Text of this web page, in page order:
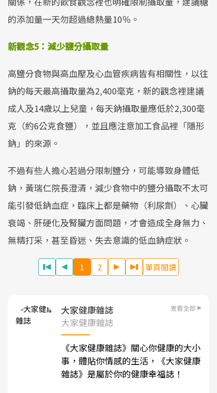
的添加量一天勿超過總熱量10％。
新觀念5 ： 減少鹽分攝取量
高鹽分食物與高血壓及心血管疾病皆有相關性，以往
鈉的每天最高攝取量為2,400毫克，新的觀念裡建議
成人及14歲以上兒童，每天鈉攝取量應低於2,300毫
克（約6公克食鹽），並且應注意加工食品裡「隱形
鈉」的來源。
不過有些人擔心若過分限制鹽分，可能導致身體低
鈉，黃瑞仁院長澄清，減少食物中的鹽分攝取不太可
能引發低鈉血症，臨床上都是藥物（利尿劑）、心臟
衰竭、肝硬化及腎臟方面問題，才會造成全身無力、
無精打采，甚至昏迷、失去意識的低血鈉症狀。
1 2 單頁閱讀
大家健康雜誌 查看全部
大家健康雜誌
《大家健康雜誌》關心你健康的大小
事，體貼你情感的生活，《大家健康
雜誌》是屬於你的健康幸福誌！